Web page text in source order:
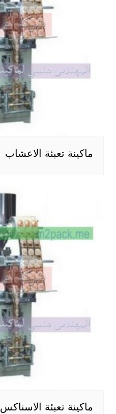
ماكينة تعبئة الاعشاب
ماكينة تعبئة الاسناكس